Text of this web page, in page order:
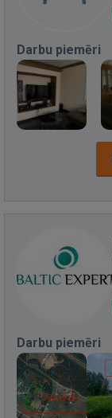
Darbu piemēri
Darbu piemēri